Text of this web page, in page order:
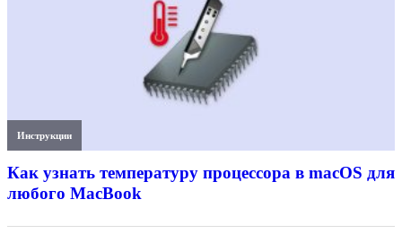
Инструкции
Как узнать температуру процессора в macOS для
любого MacBook